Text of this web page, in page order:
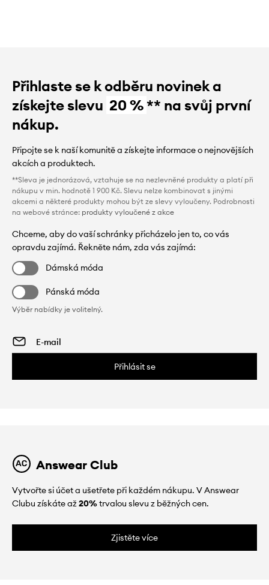
Přihlaste se k odběru novinek a
získejte slevu 20 %** na svůj první
nákup.
Připojte se k naší komunitě a získejte informace o nejnovějších
akcích a produktech.
**Sleva je jednorázová, vztahuje se na nezlevněné produkty a platí při
nákupu v min. hodnotě 1 900 Kč. Slevu nelze kombinovat s jinými
akcemi a některé produkty mohou být ze slevy vyloučeny. Podrobnosti
na webové stránce: produkty vyloučené z akce
Chceme, aby do vaší schránky přicházelo jen to, co vás
opravdu zajímá. Řekněte nám, zda vás zajímá:
Dámská móda
Pánská móda
Výběr nabídky je volitelný.
Přihlásit se
Answear Club
Vytvořte si účet a ušetřete při každém nákupu. V Answear
Clubu získáte až20%trvalou slevu z běžných cen.
Zjistěte více